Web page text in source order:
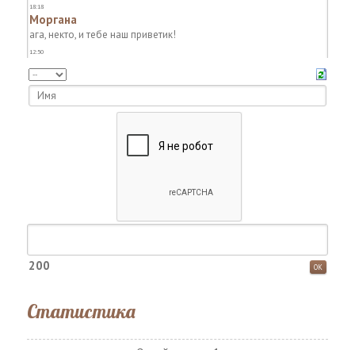
200
Статистика